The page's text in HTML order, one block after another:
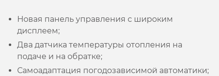
Новая панель управления с широким
дисплеем;
Два датчика температуры отопления на
подаче и на обратке;
Самоадаптация погодозависимой автоматики;